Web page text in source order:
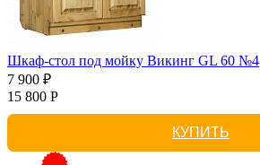
Шкаф-стол под мойку Викинг GL 60 №4
7 900 ₽
15 800 Р
КУПИТЬ